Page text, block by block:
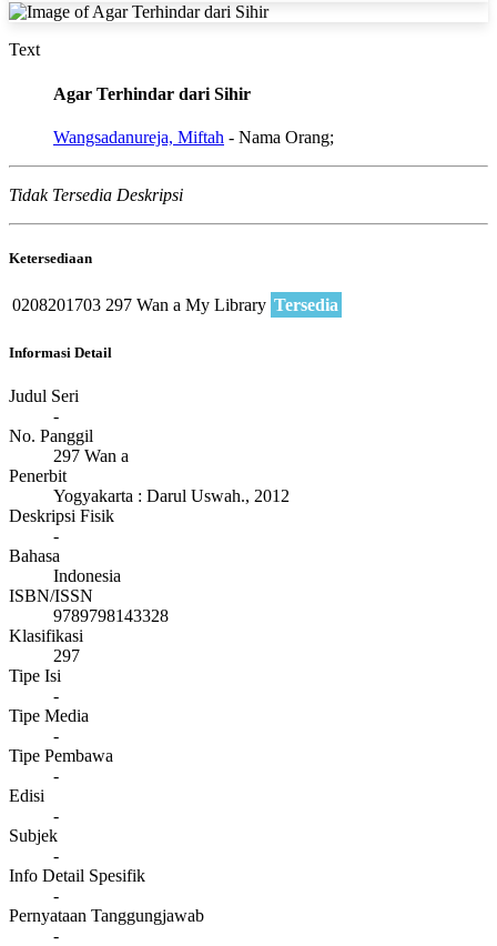
Text
Agar Terhindar dari Sihir
Wangsadanureja, Miftah - Nama Orang;
Tidak Tersedia Deskripsi
Ketersediaan
0208201703 297 Wan a My Library Tersedia
Informasi Detail
Judul Seri
-
No. Panggil
297 Wan a
Penerbit
Yogyakarta : Darul Uswah., 2012
Deskripsi Fisik
-
Bahasa
Indonesia
ISBN/ISSN
9789798143328
Klasifikasi
297
Tipe Isi
-
Tipe Media
-
Tipe Pembawa
-
Edisi
-
Subjek
-
Info Detail Spesifik
-
Pernyataan Tanggungjawab
-